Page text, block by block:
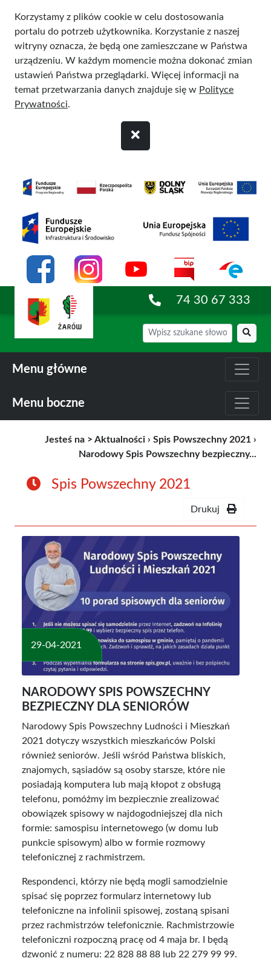
Korzystamy z plików cookie w celu dostosowania
portalu do potrzeb użytkownika. Korzystanie z naszej
witryny oznacza, że będą one zamieszczane w Państwa
urządzeniu. W każdym momencie można dokonać zmian
ustawień Państwa przeglądarki. Więcej informacji na
temat przetwarzania danych znajduje się w Polityce
Prywatności.
74 30 67 333
Menu główne
Menu boczne
Jesteś na > Aktualności › Spis Powszechny 2021 ›
Narodowy Spis Powszechny bezpieczny...
Spis Powszechny 2021
Drukuj
29-04-2021
NARODOWY SPIS POWSZECHNY
BEZPIECZNY DLA SENIORÓW
Narodowy Spis Powszechny Ludności i Mieszkań
2021 dotyczy wszystkich mieszkańców Polski
również seniorów. Jeśli wśród Państwa bliskich,
znajomych, sąsiadów są osoby starsze, które nie
posiadają komputera lub mają kłopot z obsługą
telefonu, pomóżmy im bezpiecznie zrealizować
obowiązek spisowy w najdogodniejszej dla nich
formie: samospisu internetowego (w domu lub
punkcie spisowym) albo w formie rozmowy
telefonicznej z rachmistrzem.
Respondenci, którzy nie będą mogli samodzielnie
spisać się poprzez formularz internetowy lub
telefoniczne na infolinii spisowej, zostaną spisani
przez rachmistrzów telefonicznie. Rachmistrzowie
telefoniczni rozpoczną pracę od 4 maja br. I będą
dzwonić z numeru: 22 828 88 88 lub 22 279 99 99.